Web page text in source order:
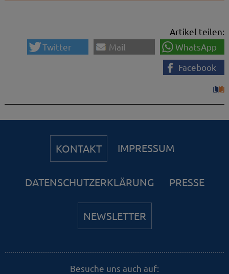
WhatsApp
Mail
Twitter
Facebook
KONTAKT IMPRESSUM
DATENSCHUTZERKLÄRUNG PRESSE
NEWSLETTER
Besuche uns auch auf: